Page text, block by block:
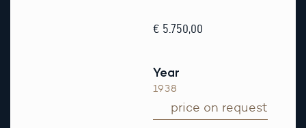
€ 5.750,00
Year
1938
price on request